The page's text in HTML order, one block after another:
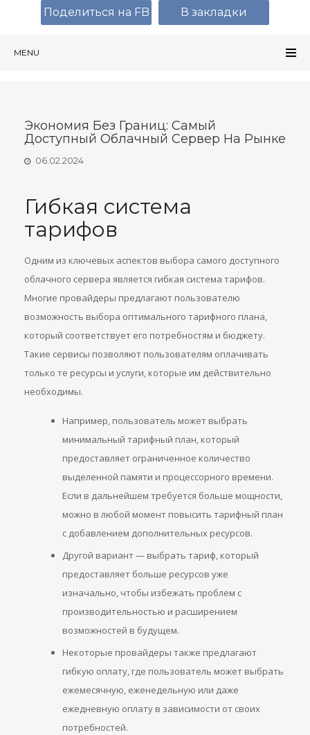
MENU
Экономия Без Границ: Самый
Доступный Облачный Сервер На Рынке
06.02.2024
Гибкая система
тарифов
Одним из ключевых аспектов выбора самого доступного
облачного сервера является гибкая система тарифов.
Многие провайдеры предлагают пользователю
возможность выбора оптимального тарифного плана,
который соответствует его потребностям и бюджету.
Такие сервисы позволяют пользователям оплачивать
только те ресурсы и услуги, которые им действительно
необходимы.
Например, пользователь может выбрать
минимальный тарифный план, который
предоставляет ограниченное количество
выделенной памяти и процессорного времени.
Если в дальнейшем требуется больше мощности,
можно в любой момент повысить тарифный план
с добавлением дополнительных ресурсов.
Другой вариант — выбрать тариф, который
предоставляет больше ресурсов уже
изначально, чтобы избежать проблем с
производительностью и расширением
возможностей в будущем.
Некоторые провайдеры также предлагают
гибкую оплату, где пользователь может выбрать
ежемесячную, еженедельную или даже
ежедневную оплату в зависимости от своих
потребностей.
Поделиться на FB В закладки